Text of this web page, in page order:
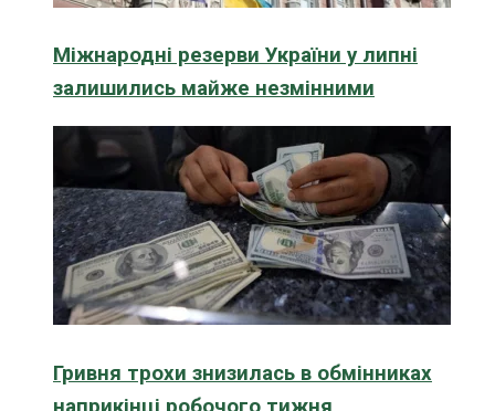
Міжнародні резерви України у липні
залишились майже незмінними
Гривня трохи знизилась в обмінниках